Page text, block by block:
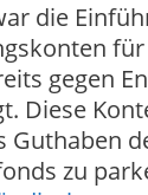
die
für
gegen
Diese
Guthaben
zu